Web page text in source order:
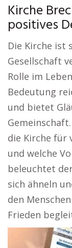
Kirche
positives
Die Kirche ist
Gesellschaft
Rolle im
Bedeutung
und bietet
die Kirche für
und welche
beleuchtet
sich ähneln
den
Frieden